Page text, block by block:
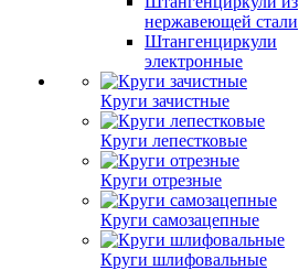
нержавеющей стали
Штангенциркули
электронные
Круги зачистные
Круги лепестковые
Круги отрезные
Круги самозацепные
Круги шлифовальные